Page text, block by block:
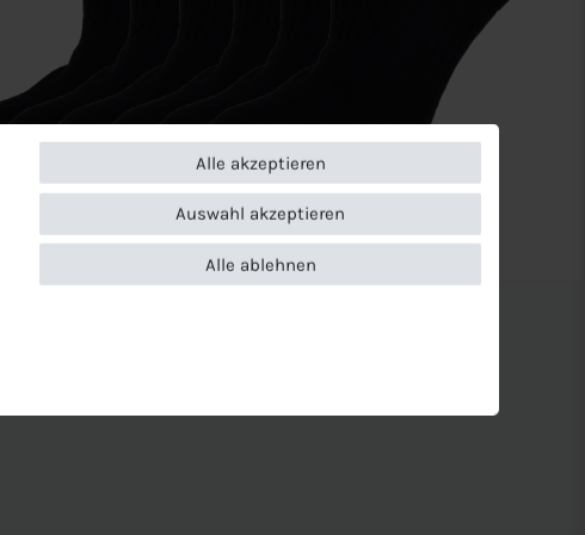
Alle akzeptieren
Alle ablehnen
Auswahl akzeptieren